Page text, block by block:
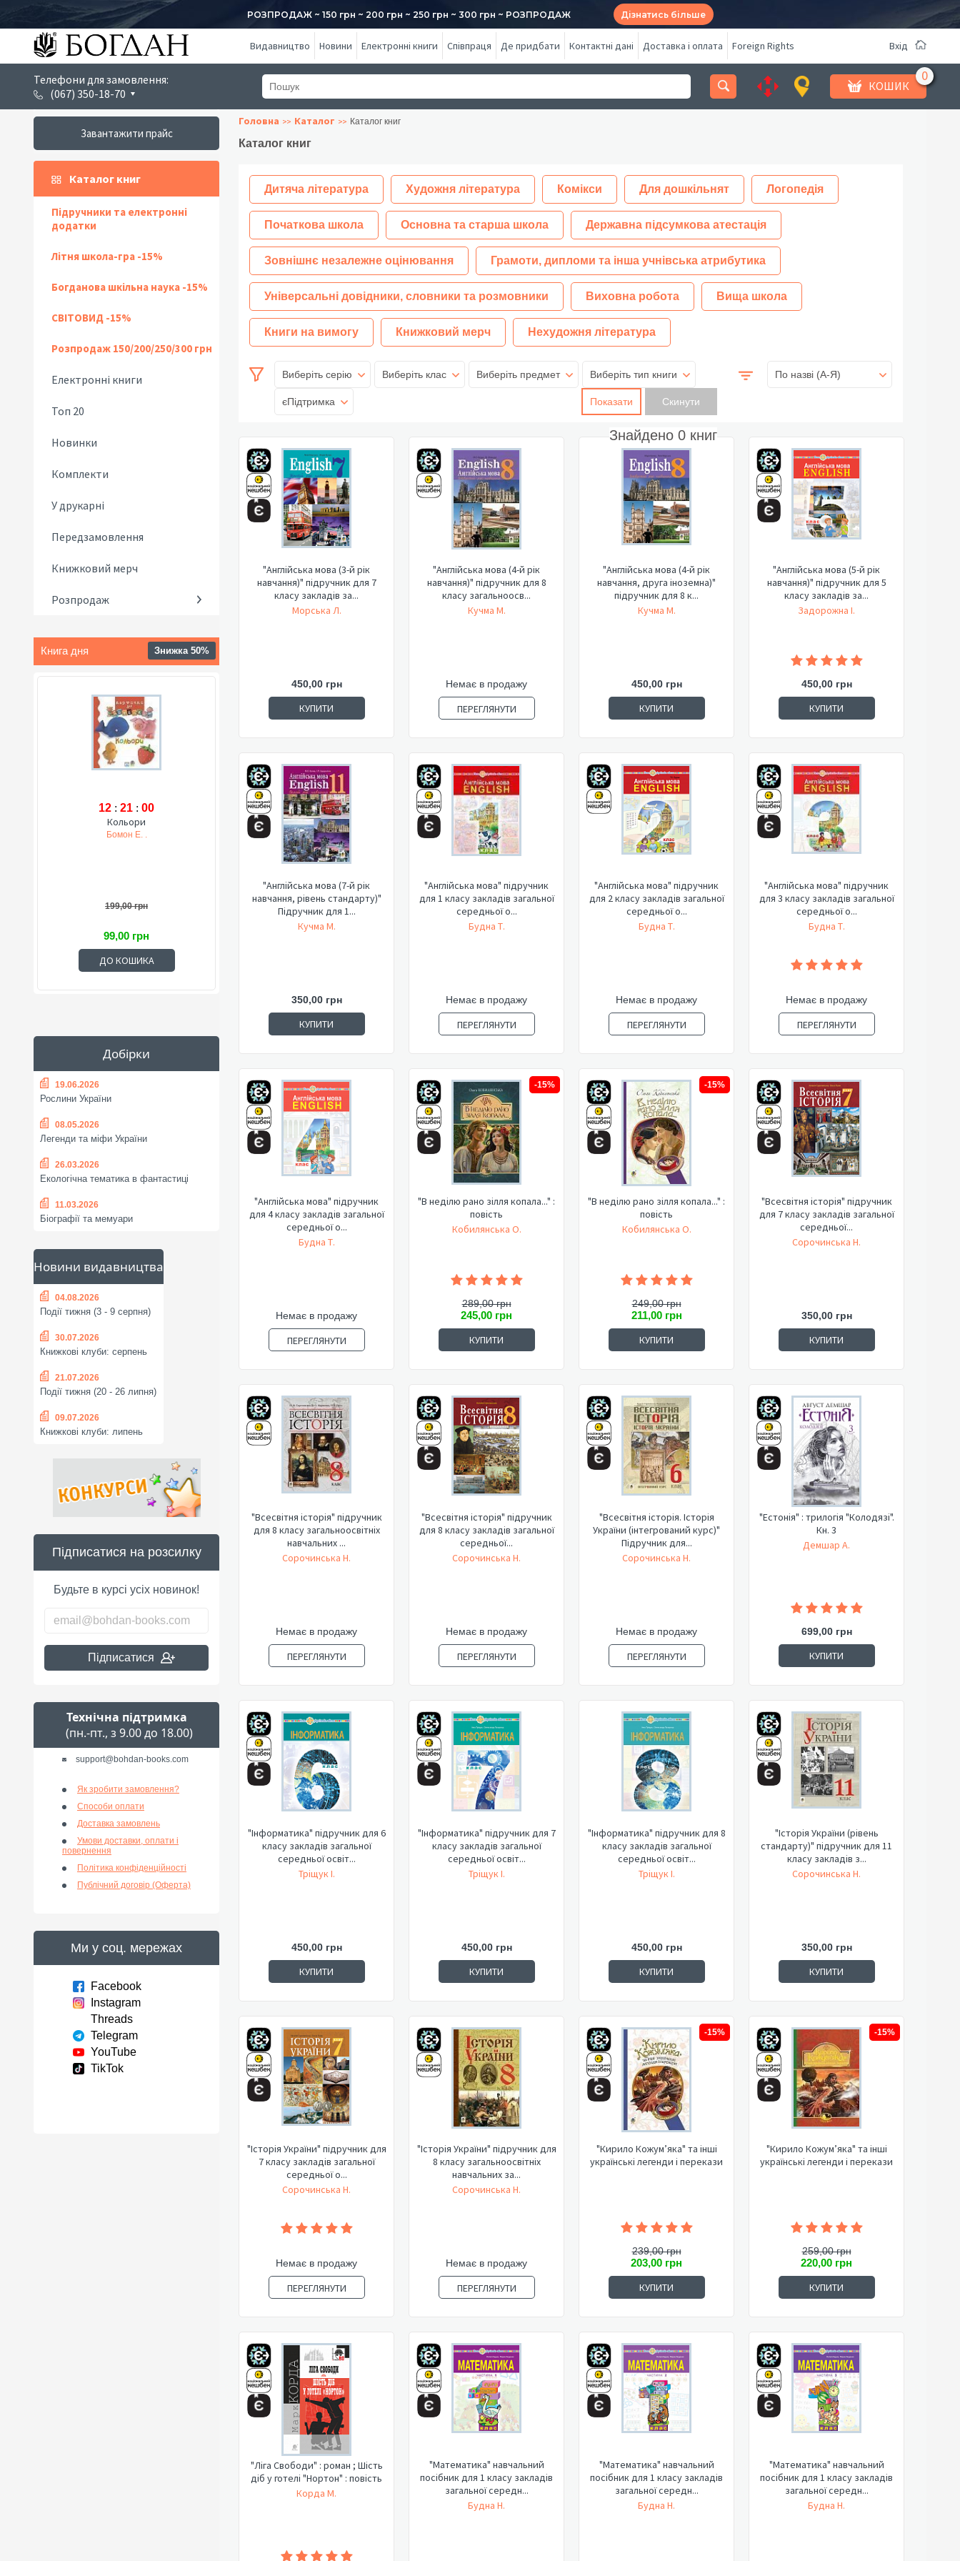
РОЗПРОДАЖ ~ 150 грн ~ 200 грн ~ 250 грн ~ 300 грн ~ РОЗПРОДАЖ Дізнатись більше
Видавництво Новини Електронні книги Співпраця Де придбати Контактні дані Доставка і оплата Foreign Rights Вхід
Телефони для замовлення:
(067) 350-18-70
КОШИК
Завантажити прайс
Каталог книг
Підручники та електронні
додатки
Літня школа-гра -15%
Богданова шкільна наука -15%
СВІТОВИД -15%
Розпродаж 150/200/250/300 грн
Електронні книги
Топ 20
Новинки
Комплекти
У друкарні
Передзамовлення
Книжковий мерч
Розпродаж
Книга дня Знижка 50%
12 : 20 : 59
Кольори
Бомон Е. .
199,00 грн
99,00 грн
ДО КОШИКА
Добірки
19.06.2026
Рослини України
08.05.2026
Легенди та міфи України
26.03.2026
Екологічна тематика в фантастиці
11.03.2026
Біографії та мемуари
Новини видавництва
04.08.2026
Події тижня (3 - 9 серпня)
30.07.2026
Книжкові клуби: серпень
21.07.2026
Події тижня (20 - 26 липня)
09.07.2026
Книжкові клуби: липень
Підписатися на розсилку
Будьте в курсі усіх новинок!
Підписатися
Технічна підтримка
(пн.-пт., з 9.00 до 18.00)
support@bohdan-books.com
Як зробити замовлення?
Способи оплати
Доставка замовлень
Умови доставки, оплати і
повернення
Політика конфіденційності
Публічний договір (Оферта)
Ми у соц. мережах
Facebook
Instagram
Threads
Telegram
YouTube
TikTok
Головна Каталог Каталог книг
Каталог книг
Дитяча література Художня література Комікси Для дошкільнят Логопедія
Початкова школа Основна та старша школа Державна підсумкова атестація
Зовнішнє незалежне оцінювання Грамоти, дипломи та інша учнівська атрибутика
Універсальні довідники, словники та розмовники Виховна робота Вища школа
Книги на вимогу Книжковий мерч Нехудожня література
Виберіть серію Виберіть клас Виберіть предмет Виберіть тип книги
єПідтримка Показати
Знайдено 0 книг
По назві (A-Я)
"Англійська мова (3-й рік
навчання)" підручник для 7
класу закладів за...
Морська Л.
450,00 грн
КУПИТИ
"Англійська мова (4-й рік
навчання)" підручник для 8
класу загальноосв...
Кучма М.
Немає в продажу
ПЕРЕГЛЯНУТИ
"Англійська мова (4-й рік
навчання, друга іноземна)"
підручник для 8 к...
Кучма М.
450,00 грн
КУПИТИ
"Англійська мова (5-й рік
навчання)" підручник для 5
класу закладів за...
Задорожна І.
450,00 грн
КУПИТИ
"Англійська мова (7-й рік
навчання, рівень стандарту)"
Підручник для 1...
Кучма М.
350,00 грн
КУПИТИ
"Англійська мова" підручник
для 1 класу закладів загальної
середньої о...
Будна Т.
Немає в продажу
ПЕРЕГЛЯНУТИ
"Англійська мова" підручник
для 2 класу закладів загальної
середньої о...
Будна Т.
Немає в продажу
ПЕРЕГЛЯНУТИ
"Англійська мова" підручник
для 3 класу закладів загальної
середньої о...
Будна Т.
Немає в продажу
ПЕРЕГЛЯНУТИ
"Англійська мова" підручник
для 4 класу закладів загальної
середньої о...
Будна Т.
Немає в продажу
ПЕРЕГЛЯНУТИ
-15%
"В неділю рано зілля копала..." :
повість
Кобилянська О.
289,00 грн
245,00 грн
КУПИТИ
-15%
"В неділю рано зілля копала..." :
повість
Кобилянська О.
249,00 грн
211,00 грн
КУПИТИ
"Всесвітня історія" підручник
для 7 класу закладів загальної
середньої...
Сорочинська Н.
350,00 грн
КУПИТИ
"Всесвітня історія" підручник
для 8 класу загальноосвітніх
навчальних ...
Сорочинська Н.
Немає в продажу
ПЕРЕГЛЯНУТИ
"Всесвітня історія" підручник
для 8 класу закладів загальної
середньої...
Сорочинська Н.
Немає в продажу
ПЕРЕГЛЯНУТИ
"Всесвітня історія. Історія
України (інтегрований курс)"
Підручник для...
Сорочинська Н.
Немає в продажу
ПЕРЕГЛЯНУТИ
"Естонія" : трилогія "Колодязі".
Кн. 3
Демшар А.
699,00 грн
КУПИТИ
"Інформатика" підручник для 6
класу закладів загальної
середньої освіт...
Тріщук І.
450,00 грн
КУПИТИ
"Інформатика" підручник для 7
класу закладів загальної
середньої освіт...
Тріщук І.
450,00 грн
КУПИТИ
"Інформатика" підручник для 8
класу закладів загальної
середньої освіт...
Тріщук І.
450,00 грн
КУПИТИ
"Історія України (рівень
стандарту)" підручник для 11
класу закладів з...
Сорочинська Н.
350,00 грн
КУПИТИ
"Історія України" підручник для
7 класу закладів загальної
середньої о...
Сорочинська Н.
Немає в продажу
ПЕРЕГЛЯНУТИ
"Історія України" підручник для
8 класу загальноосвітніх
навчальних за...
Сорочинська Н.
Немає в продажу
ПЕРЕГЛЯНУТИ
-15%
"Кирило Кожум’яка" та інші
українські легенди і перекази
239,00 грн
203,00 грн
КУПИТИ
-15%
"Кирило Кожум’яка" та інші
українські легенди і перекази
259,00 грн
220,00 грн
КУПИТИ
"Ліга Свободи" : роман ; Шість
діб у готелі "Нортон" : повість
Корда М.
"Математика" навчальний
посібник для 1 класу закладів
загальної середн...
Будна Н.
"Математика" навчальний
посібник для 1 класу закладів
загальної середн...
Будна Н.
"Математика" навчальний
посібник для 1 класу закладів
загальної середн...
Будна Н.